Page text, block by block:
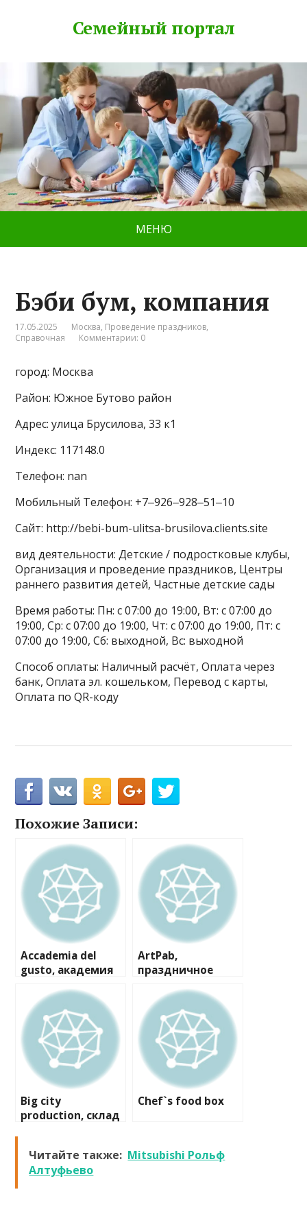
Семейный портал
МЕНЮ
Бэби бум, компания
17.05.2025 Москва, Проведение праздников,
Справочная
Комментарии: 0
город: Москва
Район: Южное Бутово район
Адрес: улица Брусилова, 33 к1
Индекс: 117148.0
Телефон: nan
Мобильный Телефон: +7‒926‒928‒51‒10
Сайт: http://bebi-bum-ulitsa-brusilova.clients.site
вид деятельности: Детские / подростковые клубы,
Организация и проведение праздников, Центры
раннего развития детей, Частные детские сады
Время работы: Пн: с 07:00 до 19:00, Вт: с 07:00 до
19:00, Ср: с 07:00 до 19:00, Чт: с 07:00 до 19:00, Пт: с
07:00 до 19:00, Сб: выходной, Вс: выходной
Способ оплаты: Наличный расчёт, Оплата через
банк, Оплата эл. кошельком, Перевод с карты,
Оплата по QR-коду
Похожие Записи:
Accademia del
gusto, академия
ArtPab,
праздничное
Big city
production, склад
Chef`s food box
Читайте также: Mitsubishi Рольф
Алтуфьево